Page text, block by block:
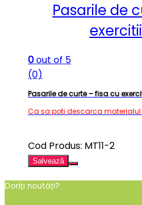
Pasarile de
0out of 5
(0)
Pasarile de curte – fisa cu
Ca sa poti descarca materialul
Cod Produs: MT11-2
Salvează
Doriți noutăți?